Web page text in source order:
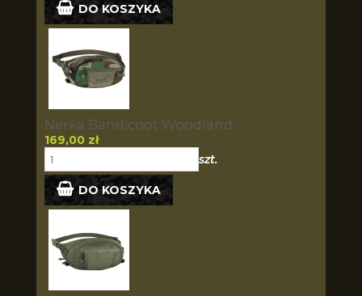
DO KOSZYKA
Nerka Bandicoot Woodland
169,00 zł
szt.
DO KOSZYKA